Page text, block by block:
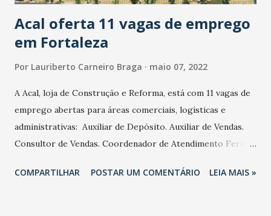
Deezer , Apple Podcasts...
Acal oferta 11 vagas de emprego
em Fortaleza
Por Lauriberto Carneiro Braga maio 07, 2022
A Acal, loja de Construção e Reforma, está com 11 vagas de
emprego abertas para áreas comerciais, logísticas e
administrativas: Auxiliar de Depósito. Auxiliar de Vendas.
Consultor de Vendas. Coordenador de Atendimento Ferista.
Relacionamento do Cliente. Empacotador (Pessoa Com
COMPARTILHAR POSTAR UM COMENTÁRIO LEIA MAIS »